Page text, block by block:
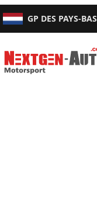
GP DES PAYS-BAS
Nextgen-Auto.com